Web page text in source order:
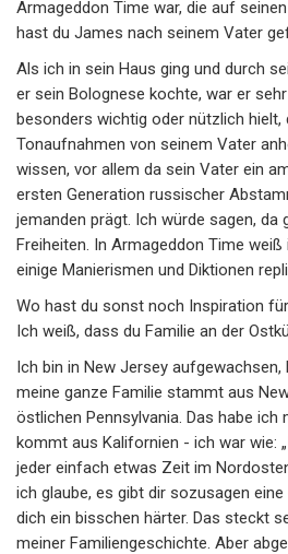
Armageddon Time war, die auf
hast du James nach seinem Vater
Als ich in sein Haus ging und durch
er sein Bolognese kochte, war er
besonders wichtig oder nützlich hielt,
Tonaufnahmen von seinem Vater
wissen, vor allem da sein Vater ein
ersten Generation russischer
jemanden prägt. Ich würde sagen, da
Freiheiten. In Armageddon Time
einige Manierismen und Diktionen
Wo hast du sonst noch Inspiration
Ich weiß, dass du Familie an der
Ich bin in New Jersey aufgewachsen,
meine ganze Familie stammt aus
östlichen Pennsylvania. Das habe ich
kommt aus Kalifornien - ich war wie:
jeder einfach etwas Zeit im
ich glaube, es gibt dir sozusagen
dich ein bisschen härter. Das steckt
meiner Familiengeschichte. Aber